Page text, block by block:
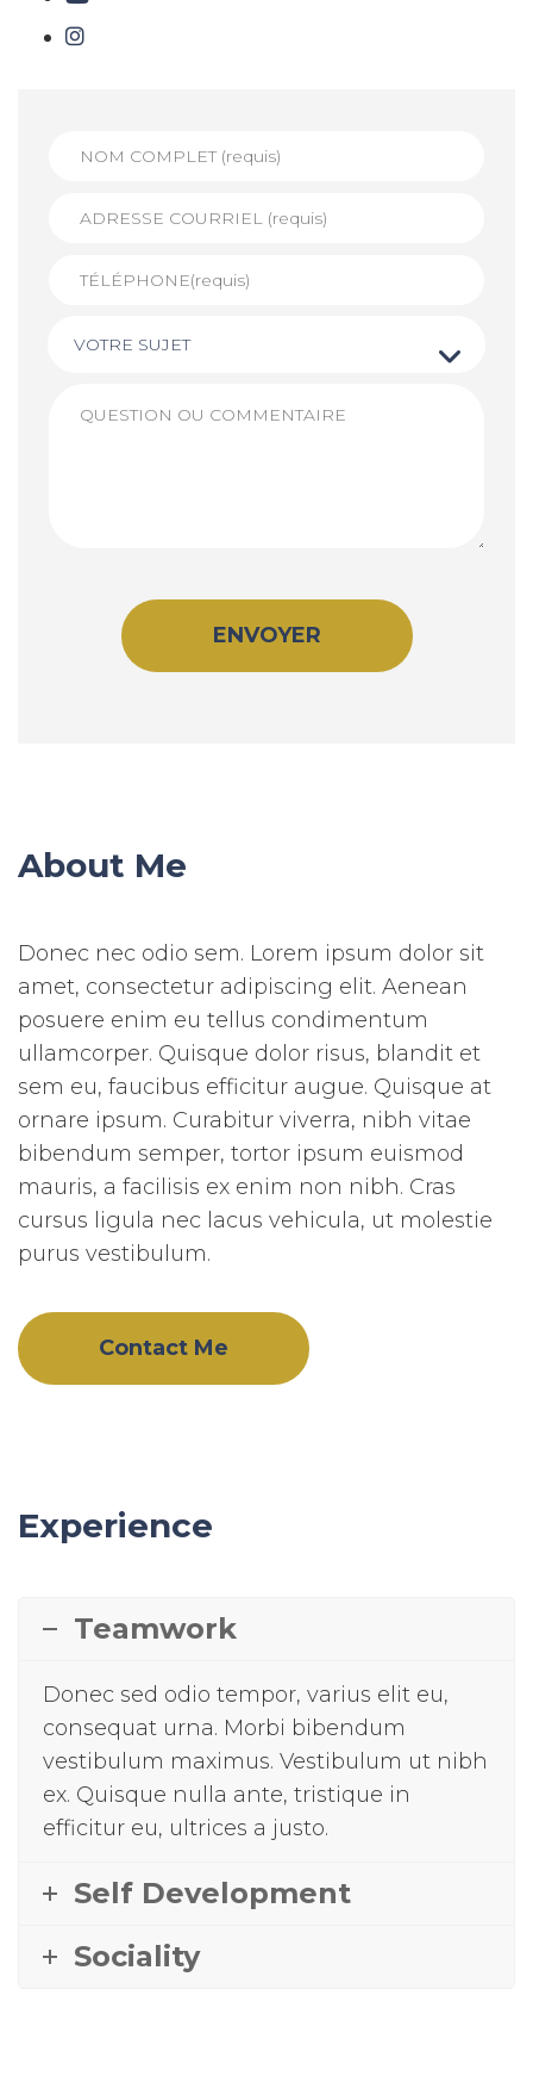
About Me
Donec nec odio sem. Lorem ipsum dolor sit
amet, consectetur adipiscing elit. Aenean
posuere enim eu tellus condimentum
ullamcorper. Quisque dolor risus, blandit et
sem eu, faucibus efficitur augue. Quisque at
ornare ipsum. Curabitur viverra, nibh vitae
bibendum semper, tortor ipsum euismod
mauris, a facilisis ex enim non nibh. Cras
cursus ligula nec lacus vehicula, ut molestie
purus vestibulum.
Contact Me
Experience
Teamwork
Donec sed odio tempor, varius elit eu,
consequat urna. Morbi bibendum
vestibulum maximus. Vestibulum ut nibh
ex. Quisque nulla ante, tristique in
efficitur eu, ultrices a justo.
Self Development
Sociality